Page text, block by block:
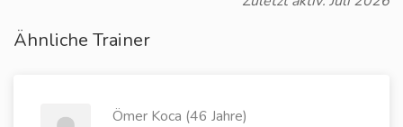
Ähnliche Trainer
Ömer Koca (46 Jahre)